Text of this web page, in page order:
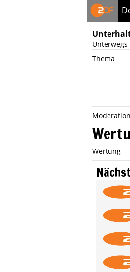
Thema
Moderation
Wertung